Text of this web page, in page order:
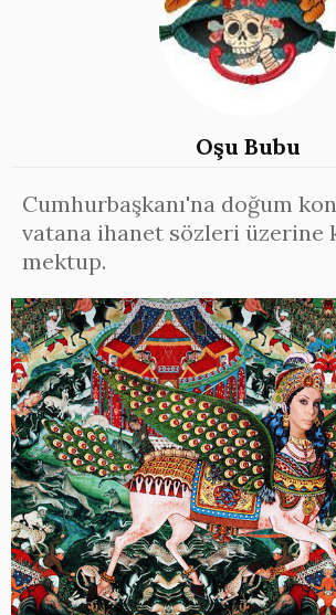
Oşu Bubu
Cumhurbaşkanı'na doğum
vatana ihanet sözleri üzerine
mektup.